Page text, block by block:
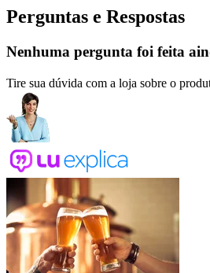
Perguntas e Respostas
Nenhuma pergunta foi feita
Tire sua dúvida com a loja sobre o